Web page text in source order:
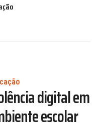
digital em
escolar